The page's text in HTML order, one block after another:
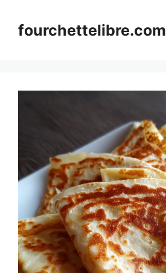
contentfourchettelibre.com